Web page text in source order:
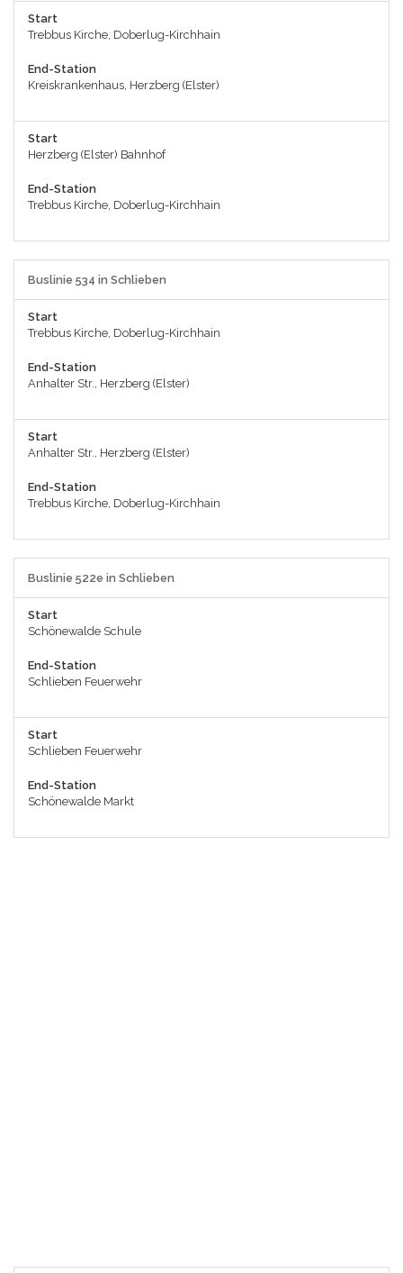
Start
Trebbus Kirche, Doberlug-Kirchhain
End-Station
Kreiskrankenhaus, Herzberg (Elster)
Start
Herzberg (Elster) Bahnhof
End-Station
Trebbus Kirche, Doberlug-Kirchhain
Buslinie 534 in Schlieben
Start
Trebbus Kirche, Doberlug-Kirchhain
End-Station
Anhalter Str., Herzberg (Elster)
Start
Anhalter Str., Herzberg (Elster)
End-Station
Trebbus Kirche, Doberlug-Kirchhain
Buslinie 522e in Schlieben
Start
Schönewalde Schule
End-Station
Schlieben Feuerwehr
Start
Schlieben Feuerwehr
End-Station
Schönewalde Markt